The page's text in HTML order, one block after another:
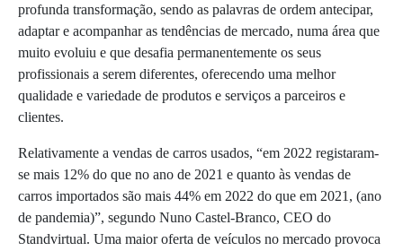
profunda transformação, sendo as palavras de ordem antecipar,
adaptar e acompanhar as tendências de mercado, numa área que
muito evoluiu e que desafia permanentemente os seus
profissionais a serem diferentes, oferecendo uma melhor
qualidade e variedade de produtos e serviços a parceiros e
clientes.
Relativamente a vendas de carros usados, “em 2022 registaram-
se mais 12% do que no ano de 2021 e quanto às vendas de
carros importados são mais 44% em 2022 do que em 2021, (ano
de pandemia)”, segundo Nuno Castel-Branco, CEO do
Standvirtual. Uma maior oferta de veículos no mercado provoca